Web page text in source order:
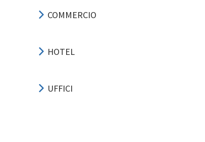
COMMERCIO
HOTEL
UFFICI